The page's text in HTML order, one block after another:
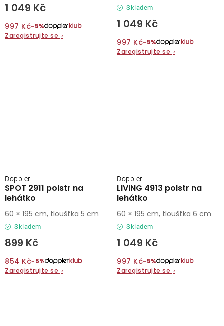
1 049 Kč
997 Kč−5%
Zaregistrujte se ›
Skladem
1 049 Kč
997 Kč−5%
Zaregistrujte se ›
SPOT 2911 polstr na
lehátko
Doppler
Skladem
899 Kč
854 Kč−5%
Zaregistrujte se ›
60 × 195 cm, tloušťka 5 cm
LIVING 4913 polstr na
lehátko
Doppler
Skladem
1 049 Kč
997 Kč−5%
Zaregistrujte se ›
60 × 195 cm, tloušťka 6 cm